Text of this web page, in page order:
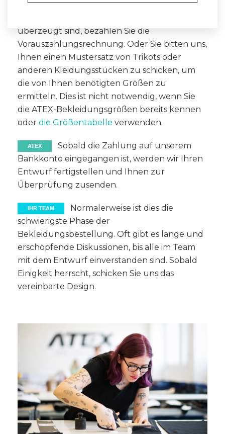
überzeugt sind, bezahlen Sie die
Vorauszahlungsrechnung. Oder Sie bitten uns,
Ihnen einen Mustersatz von Trikots oder
anderen Kleidungsstücken zu schicken, um
die von Ihnen benötigten Größen zu
ermitteln. Dies ist nicht notwendig, wenn Sie
die ATEX-Bekleidungsgrößen bereits kennen
oder die Größentabelle verwenden.
ATEX
Sobald die Zahlung auf unserem
Bankkonto eingegangen ist, werden wir Ihren
Entwurf fertigstellen und Ihnen zur
Überprüfung zusenden.
IHR TEAM
Normalerweise ist dies die
schwierigste Phase der
Bekleidungsbestellung. Oft gibt es lange und
erschöpfende Diskussionen, bis alle im Team
mit dem Entwurf einverstanden sind. Sobald
Einigkeit herrscht, schicken Sie uns das
vereinbarte Design.